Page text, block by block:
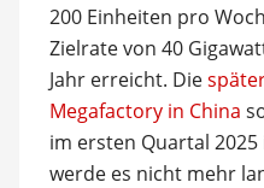
200 Einheiten pro
Zielrate von 40
Jahr erreicht. Die
Megafactory in China
im ersten Quartal
werde es nicht mehr